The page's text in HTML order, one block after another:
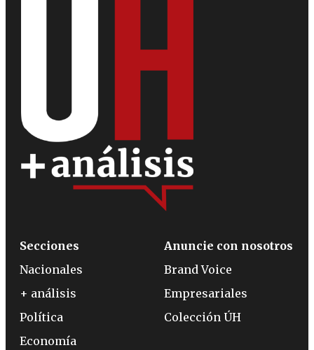
Secciones
Nacionales
+ análisis
Política
Economía
Anuncie con nosotros
Brand Voice
Empresariales
Colección ÚH